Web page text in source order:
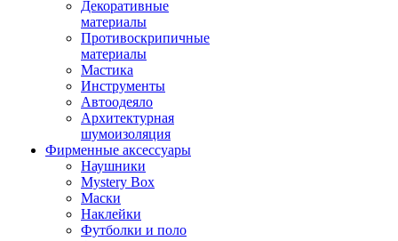
Декоративные
материалы
Противоскрипичные
материалы
Мастика
Инструменты
Автоодеяло
Архитектурная
шумоизоляция
Фирменные аксессуары
Наушники
Mystery Box
Маски
Наклейки
Футболки и поло